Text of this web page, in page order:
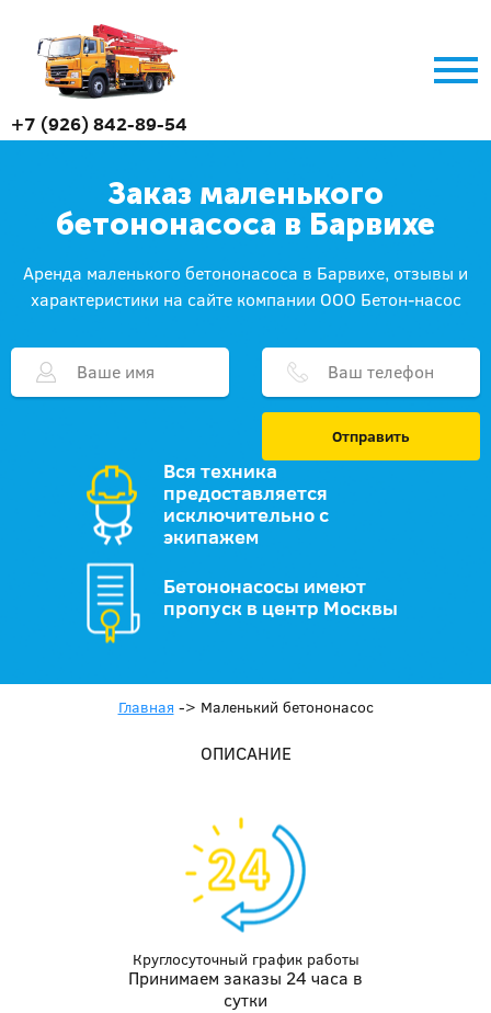
+7 (926) 842-89-54
Заказ маленького
бетононасоса в Барвихе
Аренда маленького бетононасоса в Барвихе, отзывы и
характеристики на сайте компании ООО Бетон-насос
Отправить
Вся техника
предоставляется
исключительно с
экипажем
Бетононасосы имеют
пропуск в центр Москвы
Главная -> Маленький бетононасос
ОПИСАНИЕ
Круглосуточный график работы
Принимаем заказы 24 часа в
сутки